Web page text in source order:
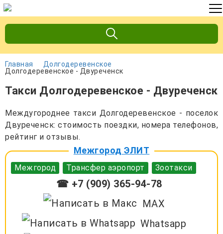
Главная
Долгодеревенское
Долгодеревенское - Двуреченск
Такси Долгодеревенское - Двуреченск
Междугороднее такси Долгодеревенское - поселок
Двуреченск: стоимость поездки, номера телефонов,
рейтинг и отзывы.
Межгород ЭЛИТ
Межгород Трансфер аэропорт Зоотакси
☎ +7 (909) 365-94-78
MAX
Whatsapp